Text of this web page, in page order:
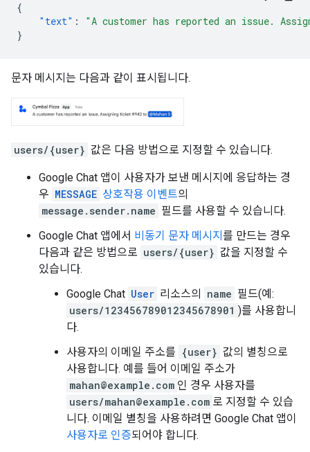
{
"text" :
"A customer has reported an issue.
}
문자 메시지는 다음과 같이 표시됩니다.
users/{user} 값은 다음 방법으로 지정할 수 있습니다.
Google Chat 앱이 사용자가 보낸 메시지에 응답하는 경
우 MESSAGE 상호작용 이벤트의
message.sender.name 필드를 사용할 수 있습니다.
Google Chat 앱에서 비동기 문자 메시지 를 만드는 경우
다음과 같은 방법으로 users/{user} 값을 지정할 수
있습니다.
Google Chat User 리소스의 name 필드(예:
users/123456789012345678901 )를 사용합니
다.
사용자의 이메일 주소를 {user} 값의 별칭으로
사용합니다. 예를 들어 이메일 주소가
mahan@example.com 인 경우 사용자를
users/mahan@example.com 로 지정할 수 있습
니다. 이메일 별칭을 사용하려면 Google Chat 앱이
사용자로 인증되어야 합니다.